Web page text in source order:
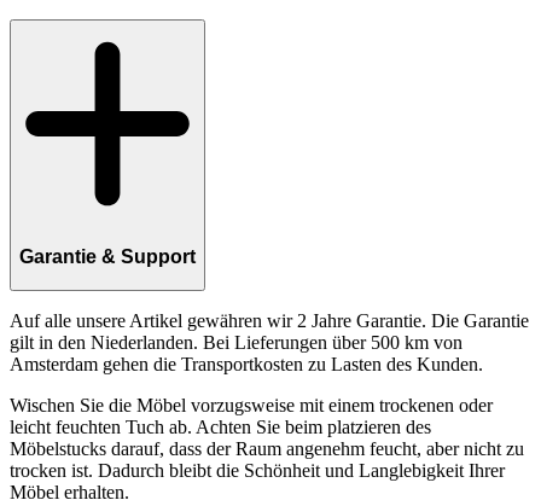
Garantie & Support
Auf alle unsere Artikel gewähren wir 2 Jahre Garantie. Die Garantie
gilt in den Niederlanden. Bei Lieferungen über 500 km von
Amsterdam gehen die Transportkosten zu Lasten des Kunden.
Wischen Sie die Möbel vorzugsweise mit einem trockenen oder
leicht feuchten Tuch ab. Achten Sie beim platzieren des
Möbelstucks darauf, dass der Raum angenehm feucht, aber nicht zu
trocken ist. Dadurch bleibt die Schönheit und Langlebigkeit Ihrer
Möbel erhalten.